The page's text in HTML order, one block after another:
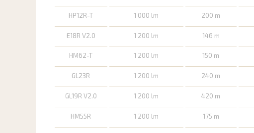
HP12R-T
1 000 lm 200 m
E18R V2.0
1 200 lm 146 m
HM62-T 1 200 lm 150 m
GL23R
1 200 lm 240 m
GL19R V2.0
1 200 lm 420 m
HM55R
1 200 lm 175 m